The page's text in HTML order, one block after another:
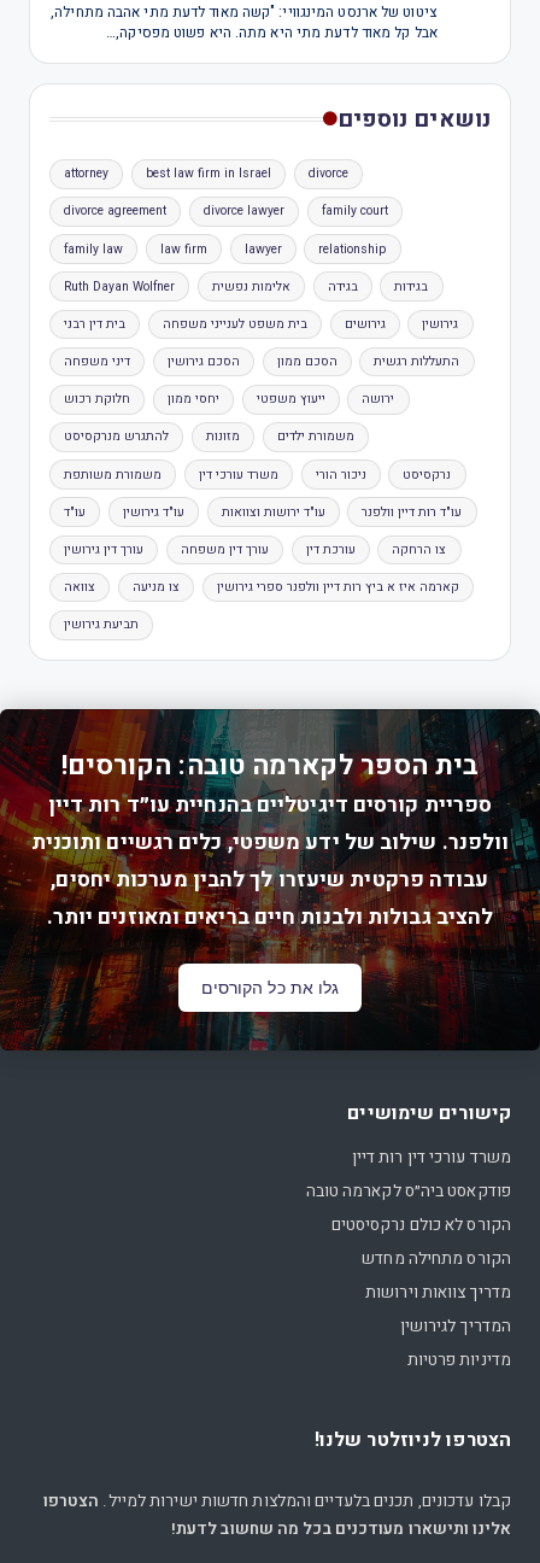
ציטוט של ארנסט המינגוויי: "קשה מאוד לדעת מתי אהבה מתחילה,
אבל קל מאוד לדעת מתי היא מתה. היא פשוט מפסיקה,…
נושאים נוספים
attorney best law firm in Israel divorce
divorce agreement divorce lawyer family court
family law law firm lawyer relationship
Ruth Dayan Wolfner אלימות נפשית בגידה בגידות
בית דין רבני בית משפט לענייני משפחה גירושים גירושין
דיני משפחה הסכם גירושין הסכם ממון התעללות רגשית
חלוקת רכוש יחסי ממון ייעוץ משפטי ירושה
להתגרש מנרקסיסט מזונות משמורת ילדים
משמורת משותפת משרד עורכי דין ניכור הורי נרקסיסט
עו"ד עו"ד גירושין עו"ד ירושות וצוואות עו"ד רות דיין וולפנר
עורך דין גירושין עורך דין משפחה עורכת דין צו הרחקה
צוואה צו מניעה קארמה איז א ביץ רות דיין וולפנר ספרי גירושין
תביעת גירושין
בית הספר לקארמה טובה: הקורסים!
ספריית קורסים דיגיטליים בהנחיית עו״ד רות דיין
וולפנר. שילוב של ידע משפטי, כלים רגשיים ותוכנית
עבודה פרקטית שיעזרו לך להבין מערכות יחסים,
להציב גבולות ולבנות חיים בריאים ומאוזנים יותר.
גלו את כל הקורסים
קישורים שימושיים
משרד עורכי דין רות דיין
פודקאסט ביה״ס לקארמה טובה
הקורס לא כולם נרקסיסטים
הקורס מתחילה מחדש
מדריך צוואות וירושות
המדריך לגירושין
מדיניות פרטיות
הצטרפו לניוזלטר שלנו!
קבלו עדכונים, תכנים בלעדיים והמלצות חדשות ישירות למייל. הצטרפו
אלינו ותישארו מעודכנים בכל מה שחשוב לדעת!